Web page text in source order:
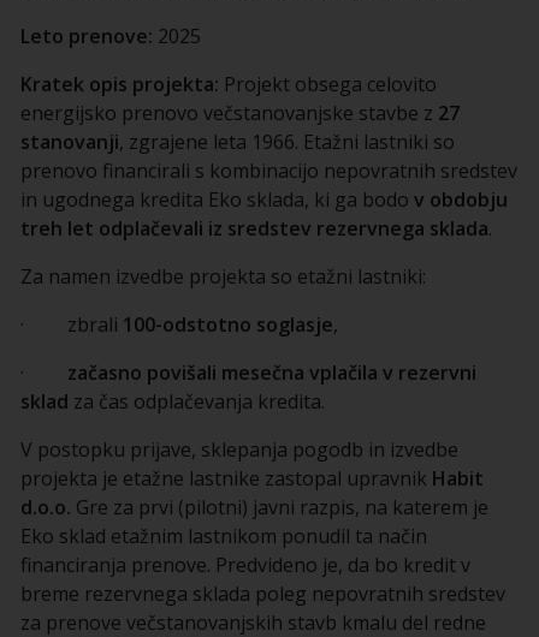
Leto prenove: 2025
Kratek opis projekta: Projekt obsega celovito
energijsko prenovo večstanovanjske stavbe z 27
stanovanji, zgrajene leta 1966. Etažni lastniki so
prenovo financirali s kombinacijo nepovratnih sredstev
in ugodnega kredita Eko sklada, ki ga bodo v obdobju
treh let odplačevali iz sredstev rezervnega sklada.
Za namen izvedbe projekta so etažni lastniki:
· zbrali 100-odstotno soglasje,
· začasno povišali mesečna vplačila v rezervni
sklad za čas odplačevanja kredita.
V postopku prijave, sklepanja pogodb in izvedbe
projekta je etažne lastnike zastopal upravnik Habit
d.o.o. Gre za prvi (pilotni) javni razpis, na katerem je
Eko sklad etažnim lastnikom ponudil ta način
financiranja prenove. Predvideno je, da bo kredit v
breme rezervnega sklada poleg nepovratnih sredstev
za prenove večstanovanjskih stavb kmalu del redne